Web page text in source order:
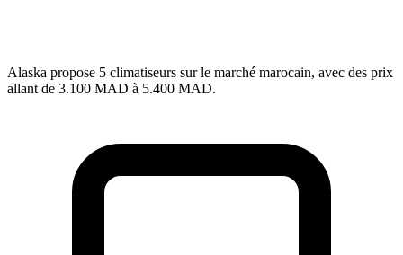
Alaska propose 5 climatiseurs sur le marché marocain, avec des prix
allant de 3.100 MAD à 5.400 MAD.